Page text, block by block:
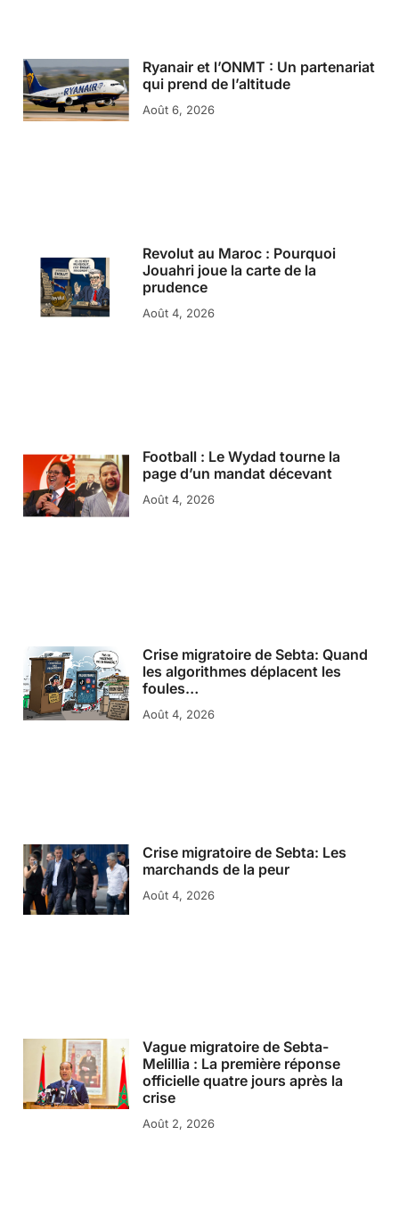
Ryanair et l’ONMT : Un partenariat
qui prend de l’altitude
Août 6, 2026
Revolut au Maroc : Pourquoi
Jouahri joue la carte de la
prudence
Août 4, 2026
Football : Le Wydad tourne la
page d’un mandat décevant
Août 4, 2026
Crise migratoire de Sebta: Quand
les algorithmes déplacent les
foules…
Août 4, 2026
Crise migratoire de Sebta: Les
marchands de la peur
Août 4, 2026
Vague migratoire de Sebta-
Melillia : La première réponse
officielle quatre jours après la
crise
Août 2, 2026